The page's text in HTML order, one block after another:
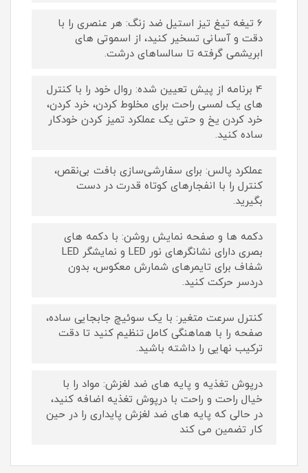
6 تیغه تیغ تیز استیل ضد زنگ: هر عنصری را با
دقت و آسانی تسخیر کنید، از اسموتی های
ابریشمی گرفته تا سالساهای درشت.
4 برنامه از پیش تعیین شده: روال خود را با کنترل
های یک لمسی راحت برای مخلوط کردن، خرد کردن،
خرد کردن یخ و حتی یک عملکرد تمیز کردن خودکار
ساده کنید.
عملکرد پالس: برای سفارشی‌سازی بافت بی‌نقص،
کنترل را با انفجارهای کوتاه قدرت در دست
بگیرید.
دکمه ها و صفحه نمایش روشن: با دکمه های
بصری دارای نشانگرهای نور LED و نمایشگر LED
شفاف برای تایمرهای شمارش معکوس، بدون
دردسر حرکت کنید.
کنترل سرعت متغیر: با یک سوئیچ جابجایی ساده،
صفحه را با هماهنگی کامل تنظیم کنید تا دقت
ترکیب نهایی را داشته باشید.
درپوش تغذیه و پایه های ضد لغزش: مواد را با
خیال راحت و راحت با درپوش تغذیه اضافه کنید،
در حالی که پایه های ضد لغزش پایداری را در حین
کار تضمین می کند